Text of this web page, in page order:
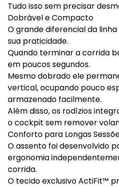
Tudo isso sem precisar
Dobrável e Compacto
O grande diferencial da
sua praticidade.
Quando terminar a corrida
em poucos segundos.
Mesmo dobrado ele
vertical, ocupando pouco
armazenado facilmente.
Além disso, os rodízios
o cockpit sem remover
Conforto para Longas
O assento foi desenvolvido
ergonomia
corrida.
O tecido exclusivo ActiFit™